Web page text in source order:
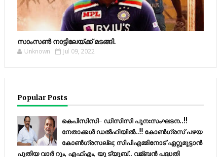
സാംസണ്‍ നാട്ടിലേയ്‌ക്ക് മടങ്ങി.
Unknown Jul 09, 2022
Popular Posts
കെപിസിസി- ഡിസിസി പുനഃസംഘടന..!!
നേതാക്കൾ ഡൽഹിയിൽ..!! കോണ്‍ഗ്രസ് പഴയ
കോണ്‍ഗ്രസല്ല; സിപിഎമ്മിനോട് ഏറ്റുമുട്ടാന്‍
പുതിയ വാര്‍ റൂം, എഫ്‌എം, യു ട്യൂബ്.. വമ്ബന്‍ പദ്ധതി